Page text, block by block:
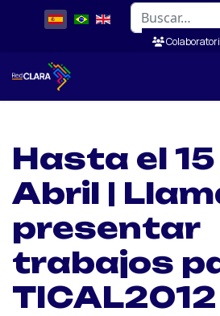
Buscar
Hasta el
Abril |
presentar
trabajos
TICAL2012